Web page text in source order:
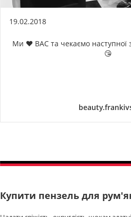
19.02.2018
Ми ❤️ ВАС та чекаємо наступної
😘
Купити пензель для